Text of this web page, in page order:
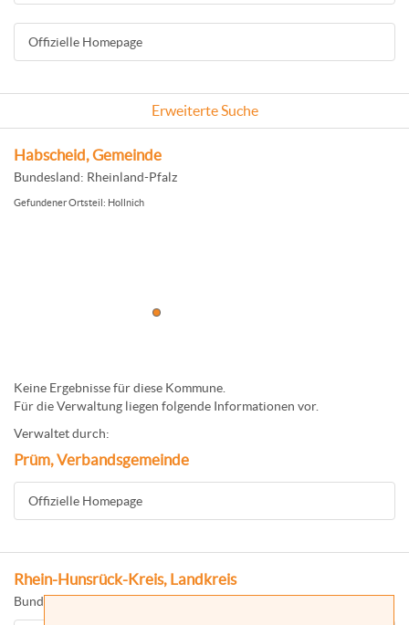
Offizielle Homepage
Erweiterte Suche
Habscheid, Gemeinde
Bundesland: Rheinland-Pfalz
Gefundener Ortsteil: Hollnich
Keine Ergebnisse für diese Kommune.
Für die Verwaltung liegen folgende Informationen vor.
Verwaltet durch:
Prüm, Verbandsgemeinde
Offizielle Homepage
Rhein-Hunsrück-Kreis, Landkreis
Bundesland: Rheinland-Pfalz